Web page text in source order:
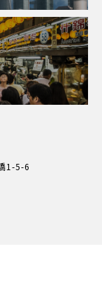
1-5-6